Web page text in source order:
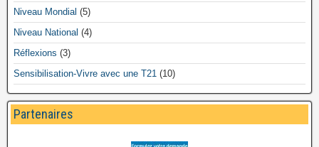
Niveau Mondial (5)
Niveau National (4)
Réflexions (3)
Sensibilisation-Vivre avec une T21 (10)
Partenaires